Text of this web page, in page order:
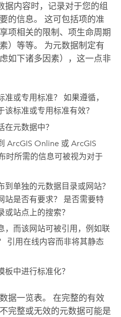
据内容时，记录对于您的组
的信息。 这可包括项的准
项相关的限制、项生命周期
）等等。 为元数据制定有
如下诸多因素），这一点非
或专用标准？ 如果遵循，
标准或专用标准有效？
在元数据中？
ArcGIS Online 或ArcGIS
时所需的信息可被视为对于
到单独的元数据目录或网站？
站是否有要求？ 是否需要特
或站点上的搜索？
，而该网站可被引用，例如联
引用在线内容而非将其静态
板中进行标准化？
据一览表。 在完整的有效
完整或无效的元数据可能是